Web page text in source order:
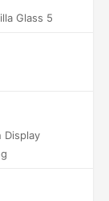
Glass 5
Display